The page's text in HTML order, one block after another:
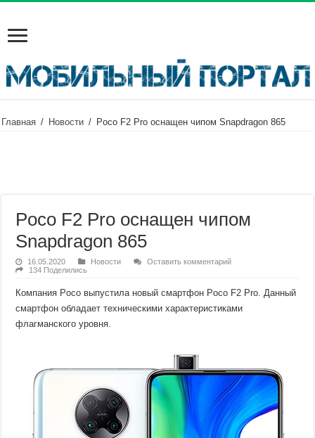
Главная / Новости / Poco F2 Pro оснащен чипом Snapdragon 865
Poco F2 Pro оснащен чипом
Snapdragon 865
16.05.2020 Новости
Оставить комментарий
134 Поделились
Компания Poco выпустила новый смартфон Poco F2 Pro. Данный
смартфон обладает техническими характеристиками
флагманского уровня.